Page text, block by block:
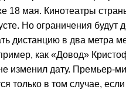
18 мая. Кинотеатры
Но ограничения будут
дистанцию в два метра
как «Довод»
изменил дату. Премьер-
только в том случае,